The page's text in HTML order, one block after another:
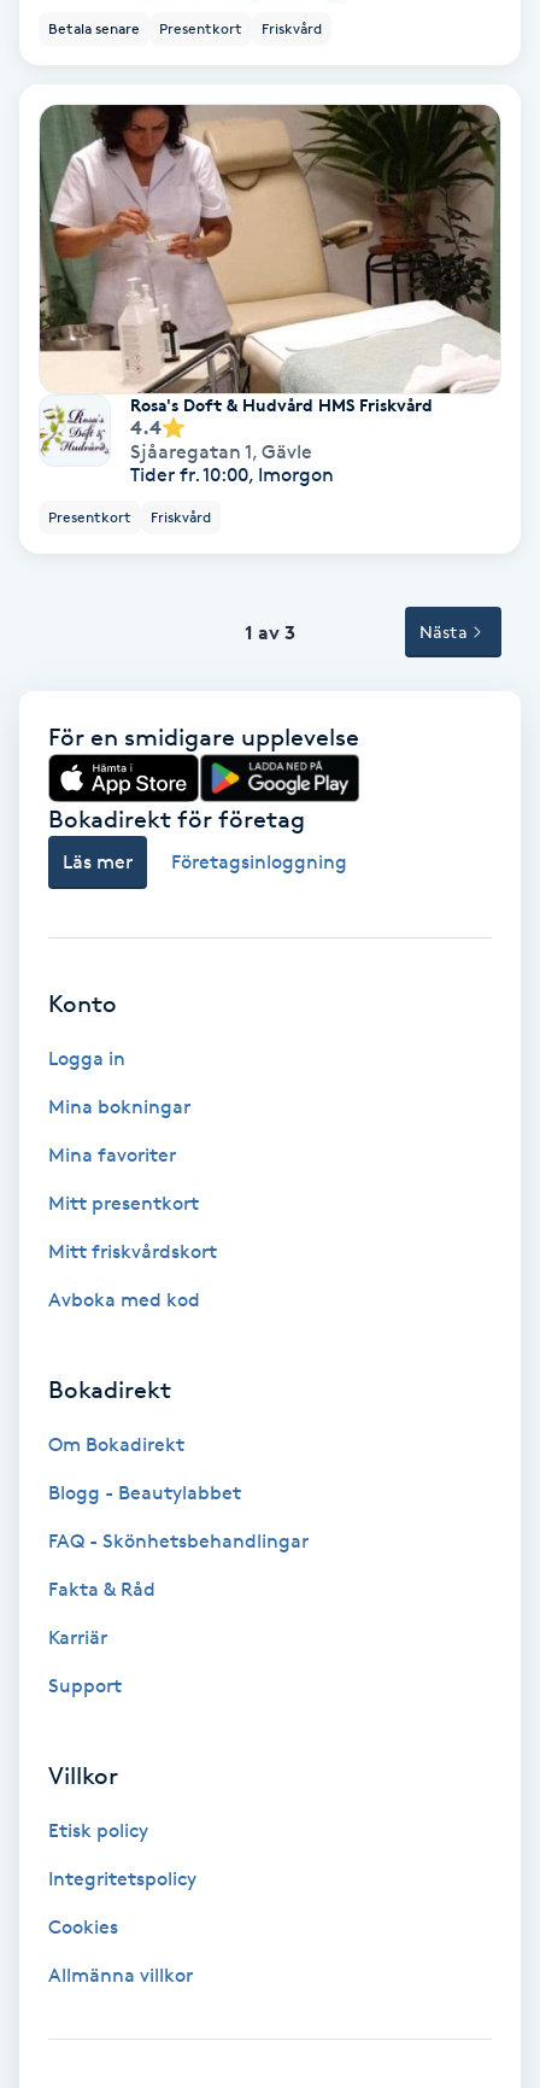
Tuina-massage
Taktil massage
Tandblekning
Tandläkare
Tatuering
Tatueringsborttagning
Terapi
Torrborstning
Triggerpunktsmassage
Trådning
Träning
Tvätt & Fön
Vaccination
Vaxning
Vaxning brasiliansk
Veterinär
Vibrationsmassage
Volymfransar
Vårtor
Yoga Nidra
Zonterapi
Betala senare Presentkort Friskvård
Rosa's Doft & Hudvård HMS Friskvård
4.4
Sjåaregatan 1, Gävle
Tider fr. 10:00, Imorgon
Presentkort Friskvård
1 av 3 Nästa
För en smidigare upplevelse
Bokadirekt för företag
Läs mer Företagsinloggning
Konto
Logga in
Mina bokningar
Mina favoriter
Mitt presentkort
Mitt friskvårdskort
Avboka med kod
Bokadirekt
Om Bokadirekt
Blogg - Beautylabbet
FAQ - Skönhetsbehandlingar
Fakta & Råd
Karriär
Support
Villkor
Etisk policy
Integritetspolicy
Cookies
Allmänna villkor